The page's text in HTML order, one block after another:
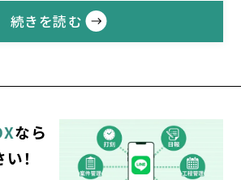
続きを読む
なら
！